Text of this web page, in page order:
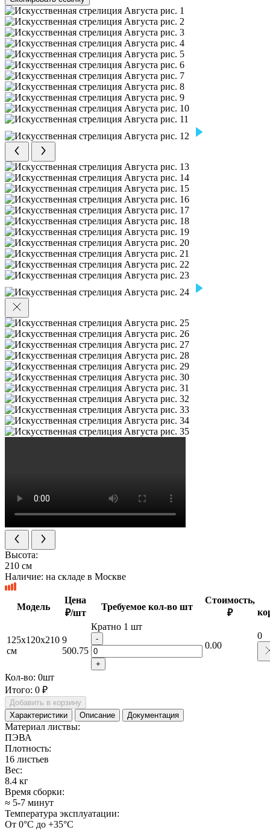
Высота:
210 см
Наличие: на складе в Москве
Модель
Цена
₽/шт
Требуемое кол-во шт
Стоимость,
₽
125х120х210
см
9
500.75
Кратно 1 шт
-
+
0.00
0
Кол-во: 0шт
Итого: 0 ₽
Добавить в корзину
Характеристики
Описание Документация
Материал листвы:
ПЭВА
Плотность:
16 листьев
Вес:
8.4 кг
Время сборки:
≈ 5-7 минут
Температура эксплуатации:
От 0°С до +35°С